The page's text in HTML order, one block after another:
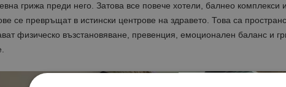
грижа преди него. Затова все повече хотели, балнео комплекси
се превръщат в истински центрове на здравето. Това са
физическо възстановяване, превенция, емоционален баланс и